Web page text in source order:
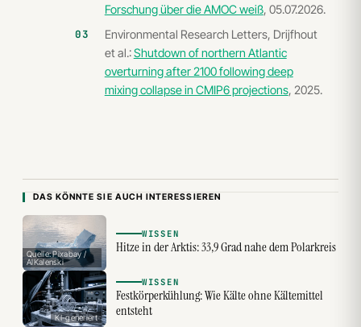
Forschung über die AMOC weiß, 05.07.2026.
Environmental Research Letters, Drijfhout
et al.:Shutdown of northern Atlantic
overturning after 2100 following deep
mixing collapse in CMIP6 projections, 2025.
DAS KÖNNTE SIE AUCH INTERESSIEREN
Quelle: Pixabay /
AlKalenski
WISSEN
Hitze in der Arktis: 33,9 Grad nahe dem Polarkreis
KI-generiert
WISSEN
Festkörperkühlung: Wie Kälte ohne Kältemittel
entsteht